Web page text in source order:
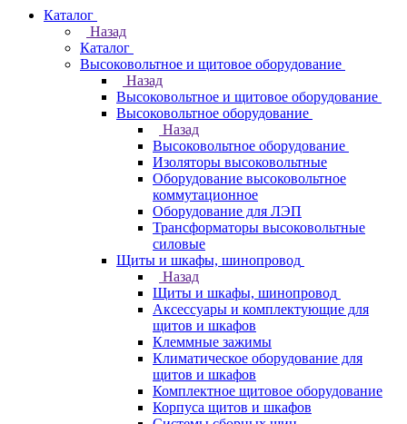
Каталог
Назад
Каталог
Высоковольтное и щитовое оборудование
Назад
Высоковольтное и щитовое оборудование
Высоковольтное оборудование
Назад
Высоковольтное оборудование
Изоляторы высоковольтные
Оборудование высоковольтное
коммутационное
Оборудование для ЛЭП
Трансформаторы высоковольтные
силовые
Щиты и шкафы, шинопровод
Назад
Щиты и шкафы, шинопровод
Аксессуары и комплектующие для
щитов и шкафов
Клеммные зажимы
Климатическое оборудование для
щитов и шкафов
Комплектное щитовое оборудование
Корпуса щитов и шкафов